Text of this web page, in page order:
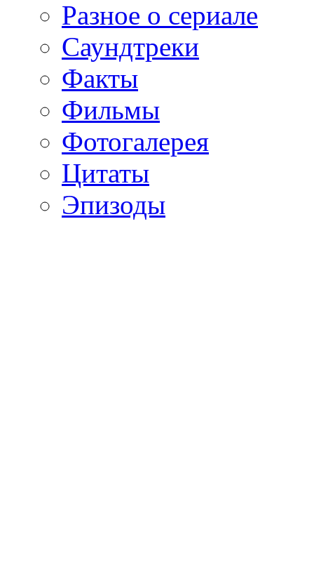
Разное о сериале
Саундтреки
Факты
Фильмы
Фотогалерея
Цитаты
Эпизоды